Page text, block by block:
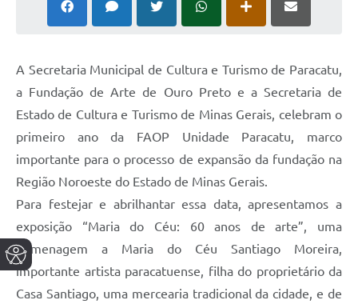
A Secretaria Municipal de Cultura e Turismo de Paracatu,
a Fundação de Arte de Ouro Preto e a Secretaria de
Estado de Cultura e Turismo de Minas Gerais, celebram o
primeiro ano da FAOP Unidade Paracatu, marco
importante para o processo de expansão da fundação na
Região Noroeste do Estado de Minas Gerais.
Para festejar e abrilhantar essa data, apresentamos a
exposição “Maria do Céu: 60 anos de arte”, uma
homenagem a Maria do Céu Santiago Moreira,
importante artista paracatuense, filha do proprietário da
Casa Santiago, uma mercearia tradicional da cidade, e de